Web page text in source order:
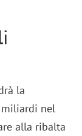
la
nel
alla ribalta